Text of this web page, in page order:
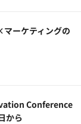
ーケティングの
Conference
から